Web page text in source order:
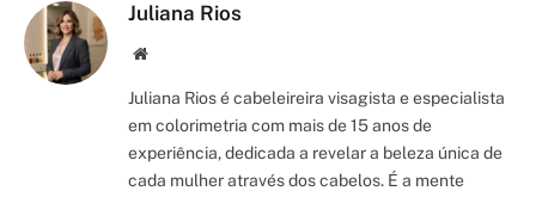
Juliana Rios
Site/Blog
Juliana Rios é cabeleireira visagista e especialista
em colorimetria com mais de 15 anos de
experiência, dedicada a revelar a beleza única de
cada mulher através dos cabelos. É a mente